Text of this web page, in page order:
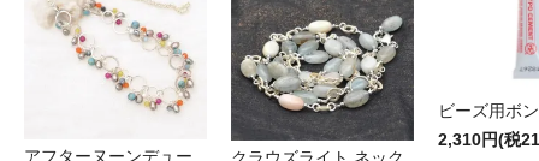
アフターヌーンデュー
ビーズ用ボ
2,310円(税